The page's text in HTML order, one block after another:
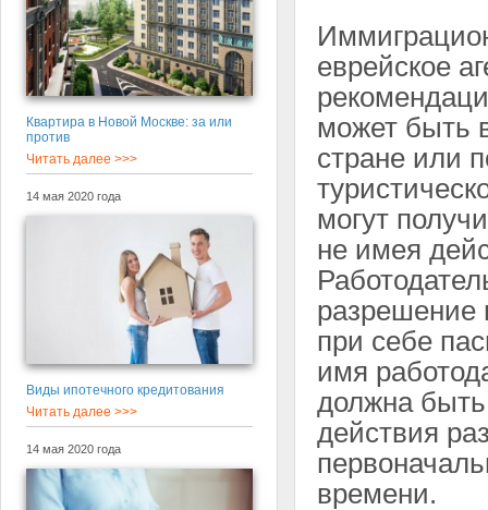
Квартира в Новой Москве: за или
против
Читать далее >>>
14 мая 2020 года
Виды ипотечного кредитования
Читать далее >>>
14 мая 2020 года
еврейское
может быть
стране или
могут
не имея
разрешение
при себе
имя
должна
действия
времени.